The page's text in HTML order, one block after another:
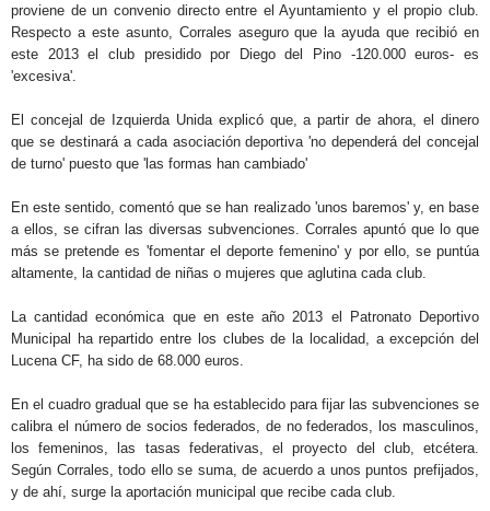
proviene de un convenio directo entre el Ayuntamiento y el propio club.
Respecto a este asunto, Corrales aseguro que la ayuda que recibió en
este 2013 el club presidido por Diego del Pino -120.000 euros- es
'excesiva'.
El concejal de Izquierda Unida explicó que, a partir de ahora, el dinero
que se destinará a cada asociación deportiva 'no dependerá del concejal
de turno' puesto que 'las formas han cambiado'
En este sentido, comentó que se han realizado 'unos baremos' y, en base
a ellos, se cifran las diversas subvenciones. Corrales apuntó que lo que
más se pretende es 'fomentar el deporte femenino' y por ello, se puntúa
altamente, la cantidad de niñas o mujeres que aglutina cada club.
La cantidad económica que en este año 2013 el Patronato Deportivo
Municipal ha repartido entre los clubes de la localidad, a excepción del
Lucena CF, ha sido de 68.000 euros.
En el cuadro gradual que se ha establecido para fijar las subvenciones se
calibra el número de socios federados, de no federados, los masculinos,
los femeninos, las tasas federativas, el proyecto del club, etcétera.
Según Corrales, todo ello se suma, de acuerdo a unos puntos prefijados,
y de ahí, surge la aportación municipal que recibe cada club.